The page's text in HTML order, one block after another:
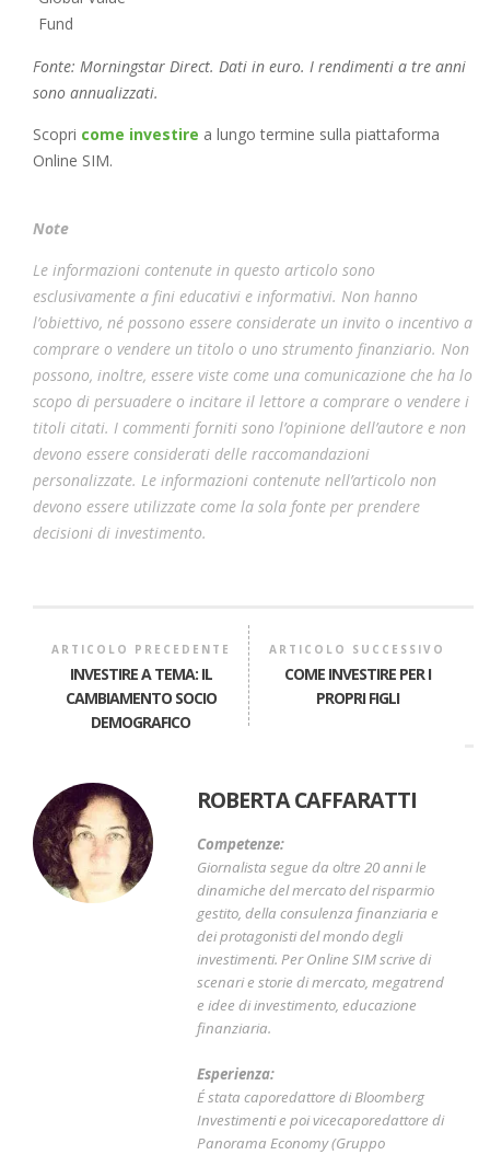
Fund
Fonte: Morningstar Direct. Dati in euro. I rendimenti a tre anni
sono annualizzati.
Scopri come investire a lungo termine sulla piattaforma
Online SIM.
Note
Le informazioni contenute in questo articolo sono
esclusivamente a fini educativi e informativi. Non hanno
l’obiettivo, né possono essere considerate un invito o incentivo a
comprare o vendere un titolo o uno strumento finanziario. Non
possono, inoltre, essere viste come una comunicazione che ha lo
scopo di persuadere o incitare il lettore a comprare o vendere i
titoli citati. I commenti forniti sono l’opinione dell’autore e non
devono essere considerati delle raccomandazioni
personalizzate. Le informazioni contenute nell’articolo non
devono essere utilizzate come la sola fonte per prendere
decisioni di investimento.
ARTICOLO PRECEDENTE
INVESTIRE A TEMA: IL
CAMBIAMENTO SOCIO
DEMOGRAFICO
ARTICOLO SUCCESSIVO
COME INVESTIRE PER I
PROPRI FIGLI
ROBERTA CAFFARATTI
Competenze:
Giornalista segue da oltre 20 anni le
dinamiche del mercato del risparmio
gestito, della consulenza finanziaria e
dei protagonisti del mondo degli
investimenti. Per Online SIM scrive di
scenari e storie di mercato, megatrend
e idee di investimento, educazione
finanziaria.
Esperienza:
É stata caporedattore di Bloomberg
Investimenti e poi vicecaporedattore di
Panorama Economy (Gruppo